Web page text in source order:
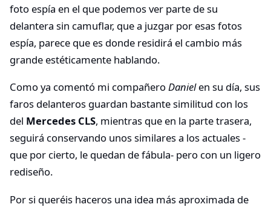
foto espía en el que podemos ver parte de su
delantera sin camuflar, que a juzgar por esas fotos
espía, parece que es donde residirá el cambio más
grande estéticamente hablando.
Como ya comentó mi compañeroDanielen su día, sus
faros delanteros guardan bastante similitud con los
del Mercedes CLS, mientras que en la parte trasera,
seguirá conservando unos similares a los actuales -
que por cierto, le quedan de fábula- pero con un ligero
rediseño.
Por si queréis haceros una idea más aproximada de